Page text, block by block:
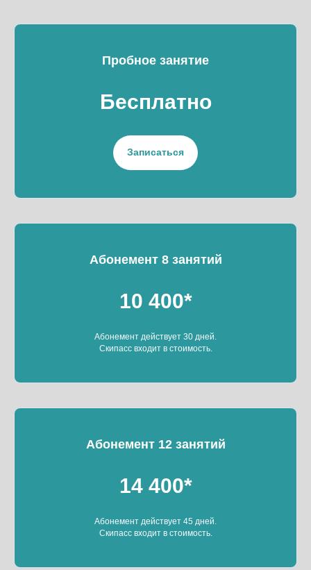
Пробное занятие
Бесплатно
Записаться
Абонемент 8 занятий
10 400*
Абонемент действует 30 дней.
Скипасс входит в стоимость.
Абонемент 12 занятий
14 400*
Абонемент действует 45 дней.
Скипасс входит в стоимость.